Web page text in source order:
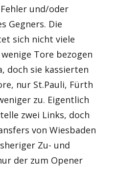
und/oder
Gegners. Die
sich nicht viele
Tore bezogen
doch sie kassierten
nur St.Pauli, Fürth
zu. Eigentlich
zwei Links, doch
von Wiesbaden
Zu- und
der zum Opener